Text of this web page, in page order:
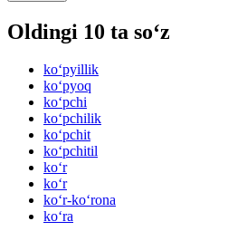
Oldingi 10 ta so‘z
ko‘pyillik
ko‘pyoq
ko‘pchi
ko‘pchilik
ko‘pchit
ko‘pchitil
ko‘r
ko‘r
ko‘r-ko‘rona
ko‘ra